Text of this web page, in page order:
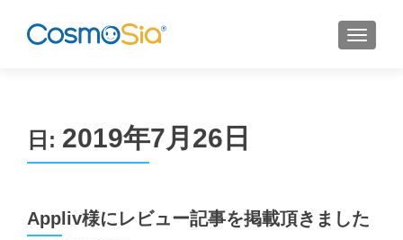
MENU
日: 2019年7月26日
Appliv様にレビュー記事を掲載頂きました